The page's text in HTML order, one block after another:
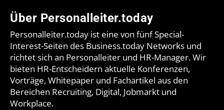
Über Personalleiter.today
Personalleiter.today ist eine von fünf Special-
Interest-Seiten des Business.today Networks und
richtet sich an Personalleiter und HR-Manager. Wir
bieten HR-Entscheidern aktuelle Konferenzen,
Vorträge, Whitepaper und Fachartikel aus den
Bereichen Recruiting, Digital, Jobmarkt und
Workplace.